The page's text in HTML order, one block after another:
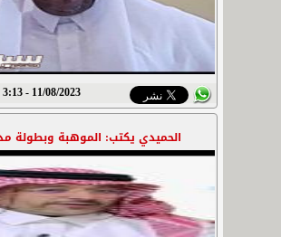
11/08/2023 - 3:13 م
الحميدي يكتب: الموهبة وبطولة